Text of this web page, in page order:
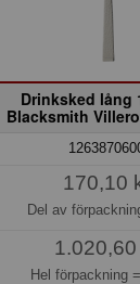
Drinksked lång
Blacksmith
170,10
Del av
Hel förpackning